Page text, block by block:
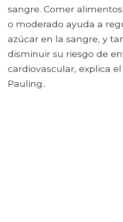
sangre. Comer
o moderado ayuda a
azúcar en la sangre, y
disminuir su riesgo de
cardiovascular, explica
Pauling..